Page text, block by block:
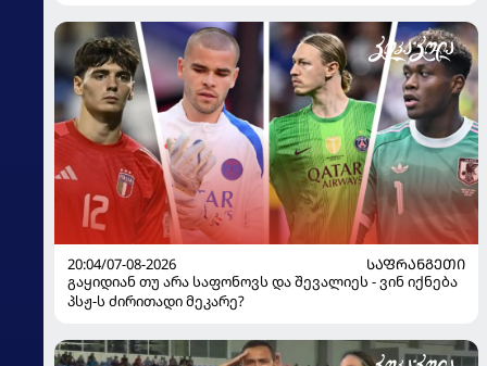
ყოფილმა მეკარემ
20:04/07-08-2026
ᲡᲐᲤᲠᲐᲜᲒᲔᲗᲘ
გაყიდიან თუ არა საფონოვს და შევალიეს - ვინ იქნება
პსჟ-ს ძირითადი მეკარე?